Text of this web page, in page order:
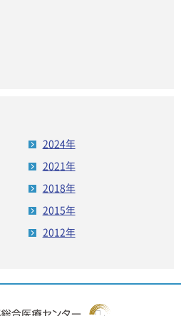
2024年
2021年
2018年
2015年
2012年